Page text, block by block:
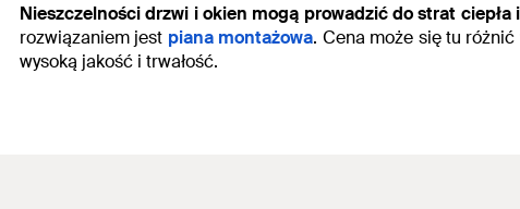
Nieszczelności drzwi i okien mogą prowadzić do strat
rozwiązaniem jest piana montażowa. Cena może się tu
wysoką jakość i trwałość.